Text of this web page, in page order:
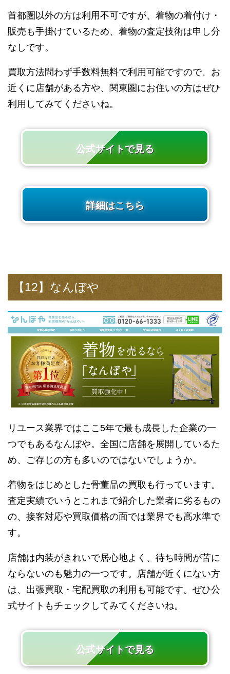
首都圏以外の方は利用不可ですが、着物の着付け・
販売も手掛けているため、着物の査定技術は申し分
なしです。
買取方法問わず手数料無料で利用可能ですので、お
近くに店舗がある方や、関東圏にお住いの方はぜひ
利用してみてくださいね。
公式サイトで見る
詳細はこちら
【12】なんぼや
リユース業界ではここ5年で最も成長した企業の一
つでもあるなんぼや。全国に店舗を展開しているた
め、ご存じの方も多いのではないでしょうか。
着物をはじめとした骨董品の買取も行っています。
査定実績でいうとこれまで紹介した業者に劣るもの
の、接客対応や買取価格の面では業界でも高水準で
す。
店舗は内装がきれいで居心地よく、待ち時間が苦に
ならないのも魅力の一つです。店舗が近くにない方
は、出張買取・宅配買取の利用も可能です。ぜひ公
式サイトもチェックしてみてくださいね。
公式サイトで見る